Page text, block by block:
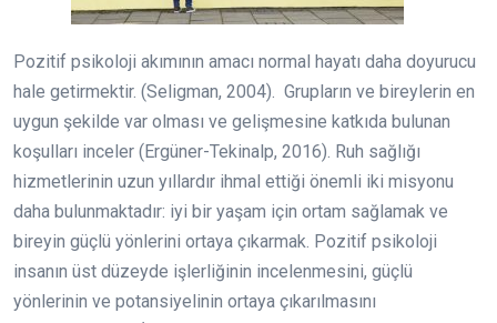
Pozitif psikoloji akımının amacı normal hayatı daha doyurucu
hale getirmektir. (Seligman, 2004). Grupların ve bireylerin en
uygun şekilde var olması ve gelişmesine katkıda bulunan
koşulları inceler (Ergüner-Tekinalp, 2016). Ruh sağlığı
hizmetlerinin uzun yıllardır ihmal ettiği önemli iki misyonu
daha bulunmaktadır: iyi bir yaşam için ortam sağlamak ve
bireyin güçlü yönlerini ortaya çıkarmak. Pozitif psikoloji
insanın üst düzeyde işlerliğinin incelenmesini, güçlü
yönlerinin ve potansiyelinin ortaya çıkarılmasını